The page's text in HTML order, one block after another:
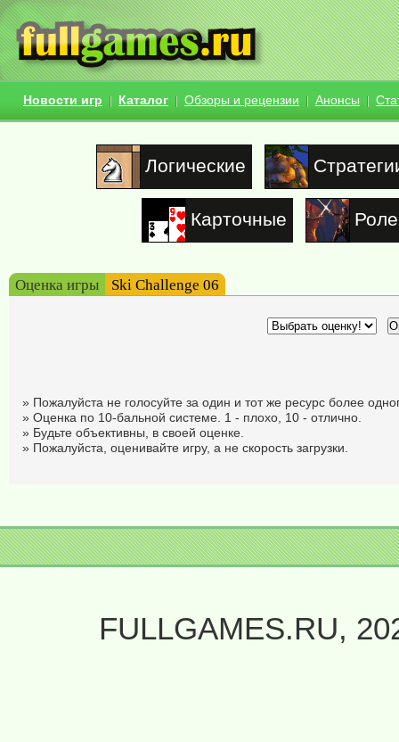
Новости игр Каталог Обзоры и рецензии Анонсы
Логические
Карточные
Оценка игры Ski Challenge 06
» Пожалуйста не голосуйте за один и тот же ресурс более
» Оценка по 10-бальной системе. 1 - плохо, 10 - отлично.
» Будьте объективны, в своей оценке.
» Пожалуйста, оценивайте игру, а не скорость загрузки.
FULLGAMES.RU,